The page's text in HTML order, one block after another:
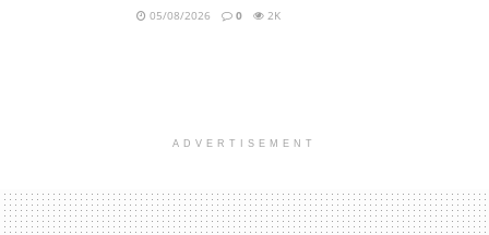
05/08/2026 0 2K
ADVERTISEMENT